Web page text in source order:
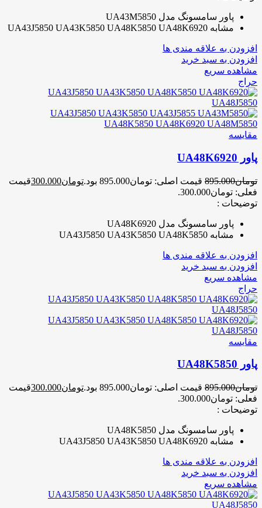
پاور سامسونگ مدل UA43M5850
مشابه UA43J5850 UA43K5850 UA48K5850 UA48K6920
افزودن به علاقه مندی ها
افزودن به سبد خرید
مشاهده سریع
حراج
مقایسه
پاور UA48K6920
تومان895.000 قیمت اصلی: تومان895.000 بود. تومان300.000قیمت
فعلی: تومان300.000.
توضیحات :
پاور سامسونگ مدل UA48K6920
مشابه UA43J5850 UA43K5850 UA48K5850
افزودن به علاقه مندی ها
افزودن به سبد خرید
مشاهده سریع
حراج
مقایسه
پاور UA48K5850
تومان895.000 قیمت اصلی: تومان895.000 بود. تومان300.000قیمت
فعلی: تومان300.000.
توضیحات :
پاور سامسونگ مدل UA48K5850
مشابه UA43J5850 UA43K5850 UA48K6920
افزودن به علاقه مندی ها
افزودن به سبد خرید
مشاهده سریع